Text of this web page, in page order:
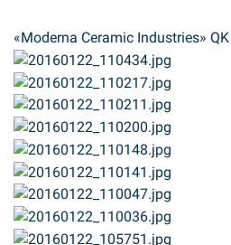
«Moderna Ceramic Industries» QK